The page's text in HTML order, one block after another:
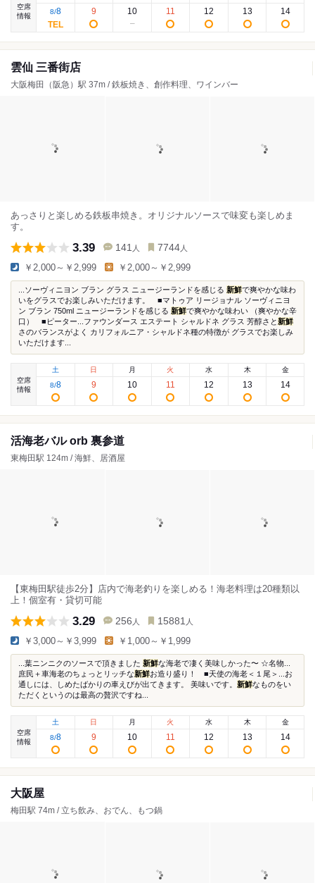
空席
情報
8/8 9 10 11 12 13 14
雲仙 三番街店
大阪梅田（阪急）駅 37m / 鉄板焼き、創作料理、ワインバー
あっさりと楽しめる鉄板串焼き。オリジナルソースで味変も楽しめま
す。
3.39 141 人 7744 人
￥2,000～￥2,999 ￥2,000～￥2,999
...ソーヴィニヨン ブラン グラス ニュージーランドを感じる 新鮮で爽やかな味わ
いをグラスでお楽しみいただけます。 ■マトゥア リージョナル ソーヴィニヨ
ン ブラン 750ml ニュージーランドを感じる 新鮮で爽やかな味わい （爽やかな辛
口） ■ピーター...ファウンダース エステート シャルドネ グラス 芳醇さと新鮮
さのバランスがよく カリフォルニア・シャルドネ種の特徴が グラスでお楽しみ
いただけます...
空席
情報
土
8/8
日
9
月
10
火
11
水
12
木
13
金
14
活海老バル orb 裏参道
東梅田駅 124m / 海鮮、居酒屋
【東梅田駅徒歩2分】店内で海老釣りを楽しめる！海老料理は20種類以
上！個室有・貸切可能
3.29 256 人 15881 人
￥3,000～￥3,999 ￥1,000～￥1,999
...葉ニンニクのソースで頂きました 新鮮な海老で凄く美味しかった〜 ☆名物...
庶民＋車海老のちょっとリッチな新鮮お造り盛り！ ■天使の海老＜１尾＞...お
通しには、しめたばかりの車えびが出てきます。 美味いです。 新鮮なものをい
ただくというのは最高の贅沢ですね...
空席
情報
土
8/8
日
9
月
10
火
11
水
12
木
13
金
14
大阪屋
梅田駅 74m / 立ち飲み、おでん、もつ鍋